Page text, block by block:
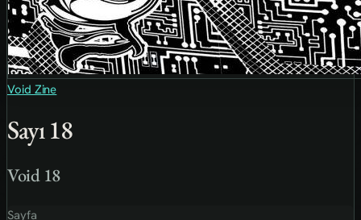
Void Zine
Sayı 18
Void 18
Sayfa